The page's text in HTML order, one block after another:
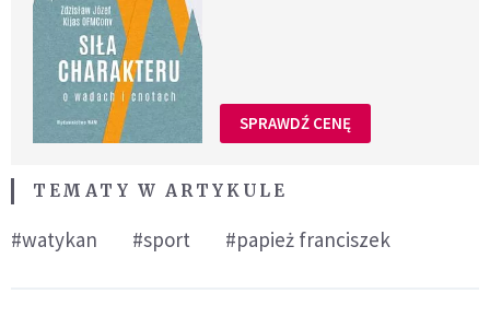
SPRAWDŹ CENĘ
TEMATY W ARTYKULE
#watykan #sport #papież franciszek